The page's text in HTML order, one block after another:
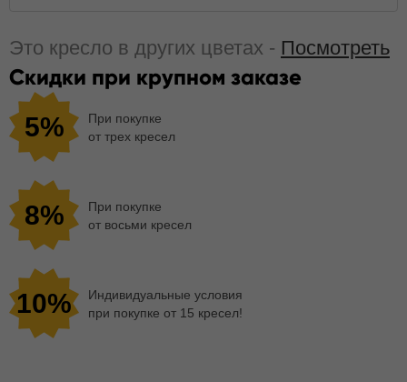
Это кресло в других цветах - Посмотреть
Скидки при крупном заказе
5%
При покупке
от трех кресел
8%
При покупке
от восьми кресел
10%
Индивидуальные условия
при покупке от 15 кресел!